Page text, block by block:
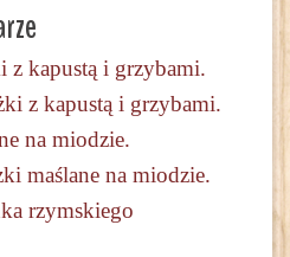
z kapustą i grzybami.
z kapustą i grzybami.
na miodzie.
maślane na miodzie.
rzymskiego